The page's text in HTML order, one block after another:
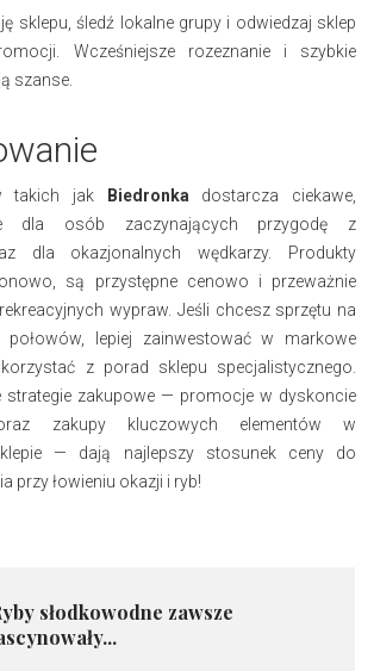
sklepu, śledź lokalne grupy i odwiedzaj sklep
Wcześniejsze rozeznanie i szybkie
szanse.
takich jak Biedronka dostarcza ciekawe,
dla osób zaczynających przygodę z
dla okazjonalnych wędkarzy. Produkty
są przystępne cenowo i przeważnie
wypraw. Jeśli chcesz sprzętu na
połowów, lepiej zainwestować w markowe
z porad sklepu specjalistycznego.
strategie zakupowe — promocje w dyskoncie
zakupy kluczowych elementów w
— dają najlepszy stosunek ceny do
przy łowieniu okazji i ryb!
słodkowodne zawsze